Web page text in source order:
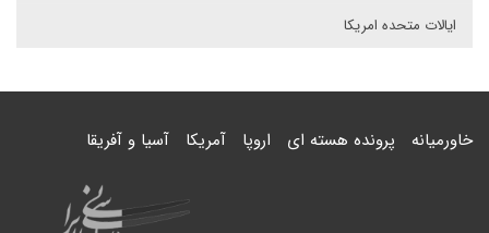
ایالات متحده امریکا
خاورمیانه پرونده هسته ای اروپا آمریکا آسیا و آفریقا